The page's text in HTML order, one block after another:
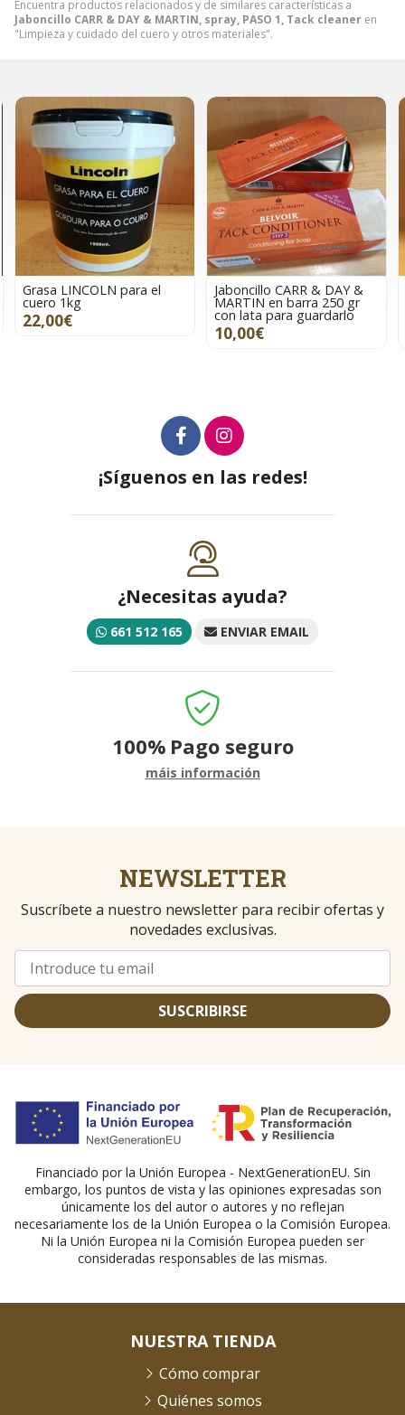
Encuentra productos relacionados y de similares características a
Jaboncillo CARR & DAY & MARTIN, spray, PASO 1, Tack cleaner en
"Limpieza y cuidado del cuero y otros materiales".
Grasa LINCOLN para el
cuero 1kg
22,00€
Jaboncillo CARR & DAY &
MARTIN en barra 250 gr
con lata para guardarlo
10,00€
¡Síguenos en las redes!
¿Necesitas ayuda?
661 512 165 ENVIAR EMAIL
100% Pago seguro
máis información
NEWSLETTER
Suscríbete a nuestro newsletter para recibir ofertas y
novedades exclusivas.
SUSCRIBIRSE
Financiado por la Unión Europea - NextGenerationEU. Sin
embargo, los puntos de vista y las opiniones expresadas son
únicamente los del autor o autores y no reflejan
necesariamente los de la Unión Europea o la Comisión Europea.
Ni la Unión Europea ni la Comisión Europea pueden ser
consideradas responsables de las mismas.
NUESTRA TIENDA
Cómo comprar
Quiénes somos